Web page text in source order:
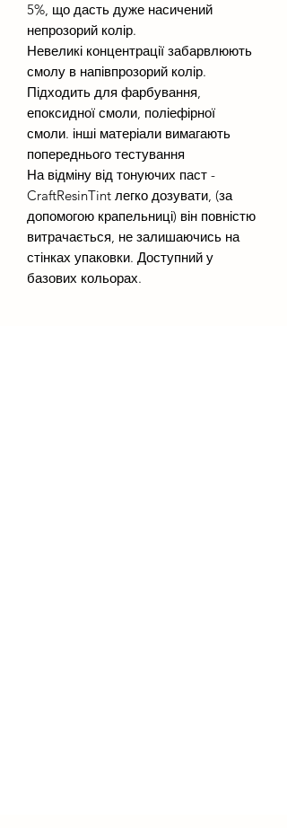
5%, що дасть дуже насичений
непрозорий колір.
Невеликі концентрації забарвлюють
смолу в напівпрозорий колір.
Підходить для фарбування,
епоксидної смоли, поліефірної
смоли. інші матеріали вимагають
попереднього тестування
На відміну від тонуючих паст -
CraftResinTint легко дозувати, (за
допомогою крапельниці) він повністю
витрачається, не залишаючись на
стінках упаковки. Доступний у
базових кольорах.